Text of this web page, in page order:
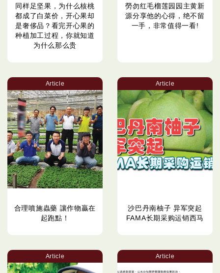
同样足坚果，为什么核桃
都成了白菜价，开心果却
是奢侈品？看完开心果的
种植加工过程，你就知道
为什么那么贵
勞勿红毛榴莲园园主黄新
源分享他的心得，绝不留
一手，非常值得一看!
Article
合理噴施蟲藥 讓作物贏在
起跑點！
Article
沙巴丹南柚子 异军突起
FAMA长期采购运销西马
Article Article